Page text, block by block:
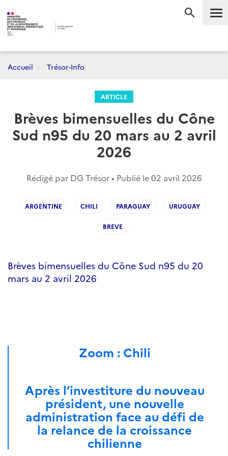
Accueil Trésor-Info
ARTICLE
Brèves bimensuelles du Cône
Sud n95 du 20 mars au 2 avril
2026
Rédigé par DG Trésor • Publié le02 avril 2026
ARGENTINE CHILI PARAGUAY URUGUAY
BREVE
Brèves bimensuelles du Cône Sud n95 du 20
mars au 2 avril 2026
Zoom : Chili
Après l’investiture du nouveau
président, une nouvelle
administration face au défi de
la relance de la croissance
chilienne